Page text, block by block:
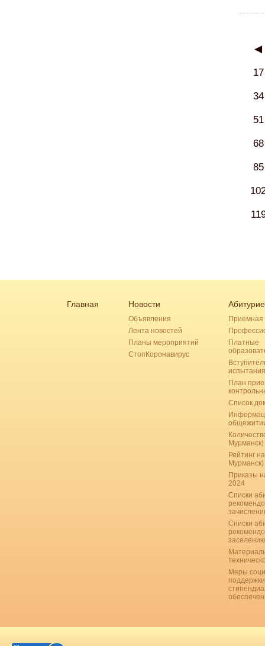
◀
17
34
51
68
85
Главная Новости
Объявления
Лента новостей
Планы мероприятий
СтопКоронавирус
Приемная
Платные
испытания
План
Список
Мурманск)
Рейтинг
Мурманск)
Приказы
2024
Списки
Списки
Меры